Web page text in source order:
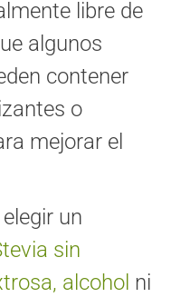
libre de
algunos
contener
o
mejorar el
un
sin
alcohol ni